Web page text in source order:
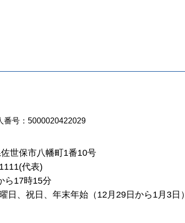
番号：5000020422029
世保市八幡町1番10号
代表)
ら17時15分
日、祝日、年末年始（12月29日から1月3日）